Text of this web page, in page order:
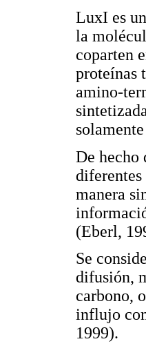
LuxI es
la
coparten
proteínas
amino-
De hecho
diferentes
manera
(Eberl,
Se
difusión,
carbono,
influjo
1999).